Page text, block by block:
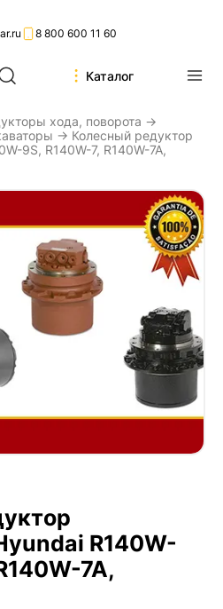
8 800 600 11 60
Каталог
хода, поворота →
→ Колесный редуктор
9S, R140W-7, R140W-7A,
R140W-
7A,